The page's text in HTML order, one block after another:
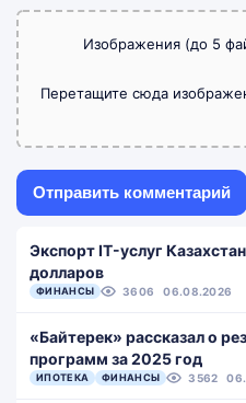
Изображения (до 5
Перетащите сюда
Экспорт IT-услуг
долларов
ФИНАНСЫ 3606 06.08.2026
«Байтерек» рассказал о
программ за 2025 год
ИПОТЕКА ФИНАНСЫ 3562